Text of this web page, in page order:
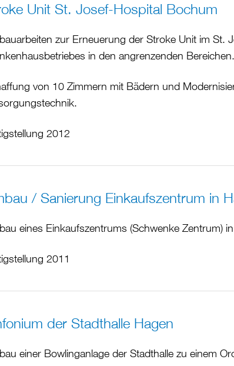
Unit St. Josef-Hospital Bochum
zur Erneuerung der Stroke Unit im
in den angrenzenden Bereichen.
von 10 Zimmern mit Bädern und
2012
/ Sanierung Einkaufszentrum in
eines Einkaufszentrums (Schwenke Zentrum)
2011
der Stadthalle Hagen
einer Bowlinganlage der Stadthalle zu einem